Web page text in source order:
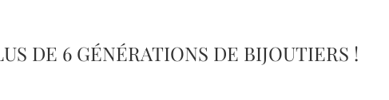
DE 6 GÉNÉRATIONS DE BIJOUTIERS !